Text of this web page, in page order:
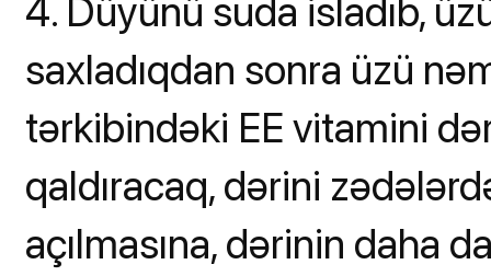
4. Düyünü suda isladıb,
saxladıqdan sonra üzü
tərkibindəki EE vitamini
qaldıracaq, dərini
açılmasına, dərinin daha